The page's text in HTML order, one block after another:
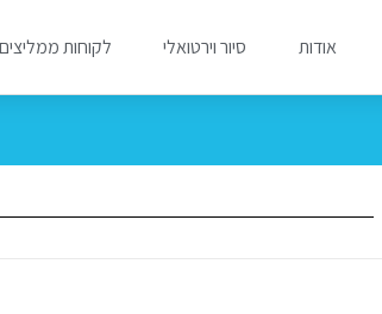
אודות סיור וירטואלי לקוחות ממליצים